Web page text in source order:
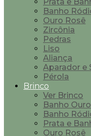
Banho
Ouro Rosê
Zircônia
Pedras
Liso
Aliança
Aparador e
Pérola
Brinco
Ver Brinco
Banho
Banho
Prata e
Ouro Rosê